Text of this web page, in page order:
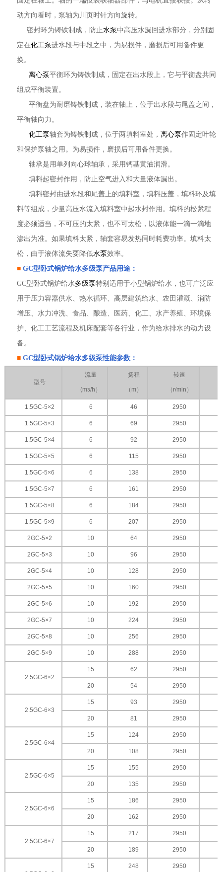
动方向看时，泵轴为川页时针方向旋转。
密封环为铸铁制成，防止水泵中高压水漏回进水部分，分别固
定在化工泵进水段与中段之中，为易损件，磨损后可用备件更
换。
离心泵平衡环为铸铁制成，固定在出水段上，它与平衡盘共同
组成平衡装置。
平衡盘为耐磨铸铁制成，装在轴上，位于出水段与尾盖之间，
平衡轴向力。
化工泵轴套为铸铁制成，位于两填料室处， 离心泵作固定叶轮
和保护泵轴之用。为易损件，磨损后可用备件更换。
轴承是用单列向心球轴承，采用钙基黄油润滑。
填料起密封作用，防止空气进入和大量液体漏出。
填料密封由进水段和尾盖上的填料室，填料压盖，填料环及填
料等组成，少量高压水流入填料室中起水封作用。填料的松紧程
度必须适当，不可压的太紧，也不可太松，以液体能一滴一滴地
渗出为准。如果填料太紧，轴套容易发热同时耗费功率。填料太
松，由于液体流失要降低水泵效率。
■ GC型 卧式锅炉给水多级泵产品用途：
GC型卧式锅炉给水多级泵特别适用于小型锅炉给水，也可广泛应
用于压力容器供水、热水循环、高层建筑给水、农田灌溉、消防
增压、水力冲洗、食品、酿造、医药、化工、水产养殖、环境保
护、化工工艺流程及机床配套等各行业，作为给水排水的动力设
备。
■ GC型 卧式锅炉给水多级泵性能参数：
型号
流量
(mз/h ）
扬程
（ m ）
转速
（ r/min ）
1.5GC-5×2 6 46 2950
1.5GC-5×3 6 69 2950
1.5GC-5×4 6 92 2950
1.5GC-5×5 6 115 2950
1.5GC-5×6 6 138 2950
1.5GC-5×7 6 161 2950
1.5GC-5×8 6 184 2950
1.5GC-5×9 6 207 2950
2GC-5×2 10 64 2950
2GC-5×3 10 96 2950
2GC-5×4 10 128 2950
2GC-5×5 10 160 2950
2GC-5×6 10 192 2950
2GC-5×7 10 224 2950
2GC-5×8 10 256 2950
2GC-5×9 10 288 2950
2.5GC-6×2
15 62 2950
20 54 2950
2.5GC-6×3
15 93 2950
20 81 2950
2.5GC-6×4
15 124 2950
20 108 2950
2.5GC-6×5
15 155 2950
20 135 2950
2.5GC-6×6
15 186 2950
20 162 2950
2.5GC-6×7
15 217 2950
20 189 2950
15 248 2950